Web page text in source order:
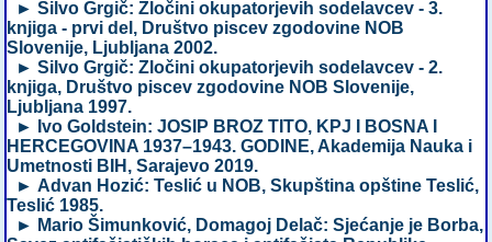
► Silvo Grgič: Zločini okupatorjevih sodelavcev - 3.
knjiga - prvi del, Društvo piscev zgodovine NOB
Slovenije, Ljubljana 2002.
► Silvo Grgič: Zločini okupatorjevih sodelavcev - 2.
knjiga, Društvo piscev zgodovine NOB Slovenije,
Ljubljana 1997.
► Ivo Goldstein: JOSIP BROZ TITO, KPJ I BOSNA I
HERCEGOVINA 1937–1943. GODINE, Akademija Nauka i
Umetnosti BIH, Sarajevo 2019.
► Advan Hozić: Teslić u NOB, Skupština opštine Teslić,
Teslić 1985.
► Mario Šimunković, Domagoj Delač: Sjećanje je Borba,